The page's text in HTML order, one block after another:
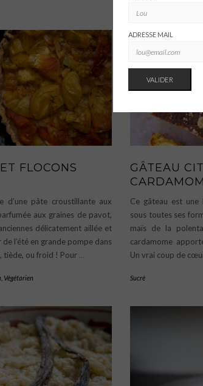
FLOCONS
d’une pâte croustillante aux
aux graines de pavot,
délicatement aillée et
l’été en grande pompe dans
tiède, ou froid ! Pour
Végétarien
GÂTEAU
Ce gâteau est
sous toutes ses
maïs de la
cardamome
Un vrai coup de
Sucré
ADRESSE MAIL